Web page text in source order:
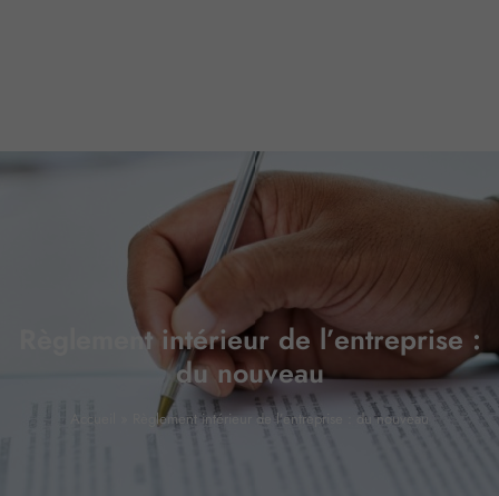
Règlement intérieur de l’entreprise :
du nouveau
Accueil Règlement intérieur de l’entreprise : du nouveau